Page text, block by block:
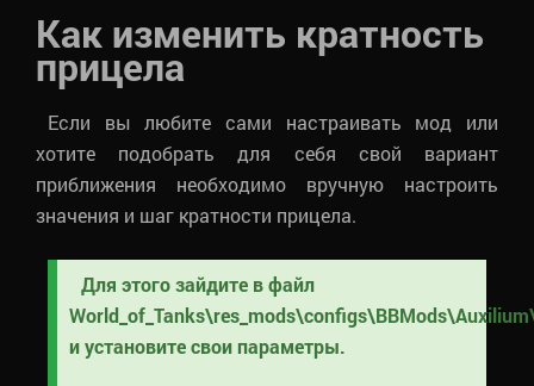
Как изменить кратность
прицела
Если вы любите сами настраивать мод или
хотите подобрать для себя свой вариант
приближения необходимо вручную настроить
значения и шаг кратности прицела.
Для этого зайдите в файл
и установите свои параметры.